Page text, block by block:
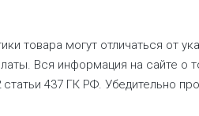
товара могут отличаться от
Вся информация на сайте о
437 ГК РФ. Убедительно